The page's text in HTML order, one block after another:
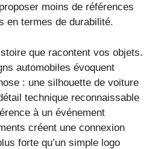
moins de références
en termes de durabilité.
que racontent vos objets.
automobiles évoquent
: une silhouette de voiture
technique reconnaissable
à un événement
créent une connexion
forte qu’un simple logo